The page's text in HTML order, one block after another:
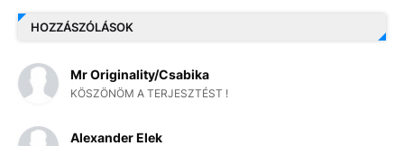
HOZZÁSZÓLÁSOK
Mr Originality/Csabika
KÖSZÖNÖM A TERJESZTÉST !
Alexander Elek